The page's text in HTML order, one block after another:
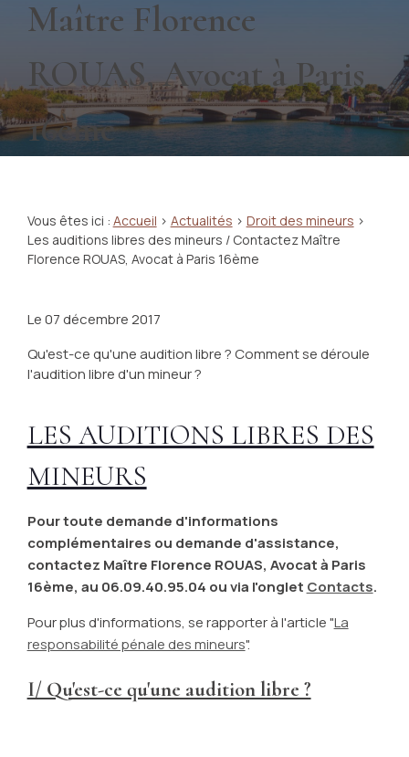
Maître Florence
ROUAS, Avocat à Paris
16ème
Vous êtes ici : Accueil > Actualités > Droit des mineurs >
Les auditions libres des mineurs / Contactez Maître
Florence ROUAS, Avocat à Paris 16ème
Le07 décembre 2017
Qu'est-ce qu'une audition libre ? Comment se déroule
l'audition libre d'un mineur ?
LES AUDITIONS LIBRES DES
MINEURS
Pour toute demande d'informations
complémentaires ou demande d'assistance,
contactez Maître Florence ROUAS, Avocat à Paris
16ème, au 06.09.40.95.04 ou via l'onglet Contacts.
Pour plus d'informations, se rapporter à l'article "La
responsabilité pénale des mineurs".
I/ Qu'est-ce qu'une audition libre ?